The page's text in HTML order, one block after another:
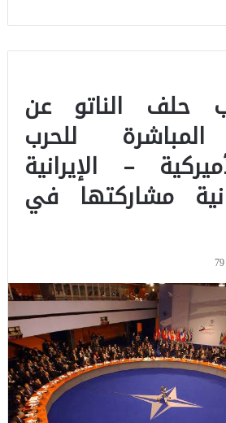
حلف الناتو عن
للحرب
– الإيرانية
مشاركتها في
79